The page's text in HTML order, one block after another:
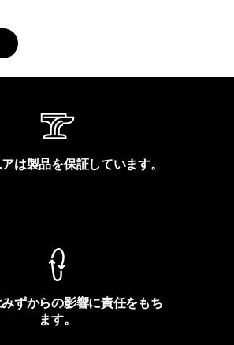
は製品を保証しています。
ずからの影響に責任をもち
ます。